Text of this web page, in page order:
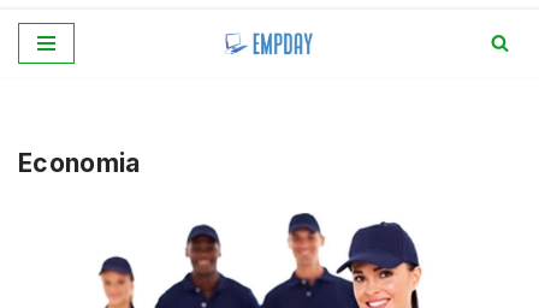
conteúdo
Economia